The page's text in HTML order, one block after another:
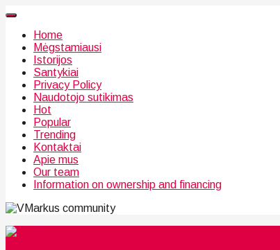
Home
Mėgstamiausi
Istorijos
Santykiai
Privacy Policy
Naudotojo sutikimas
Hot
Popular
Trending
Kontaktai
Apie mus
Our team
Information on ownership and financing
community